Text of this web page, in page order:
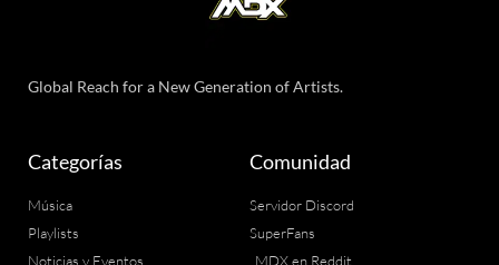
Global Reach for a New Generation of Artists.
Categorías
Música
Playlists
Noticias y Eventos
Comunidad
Servidor Discord
SuperFans
MDX en Reddit